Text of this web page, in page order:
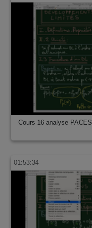
Cours 16 analyse PACES
01:53:34